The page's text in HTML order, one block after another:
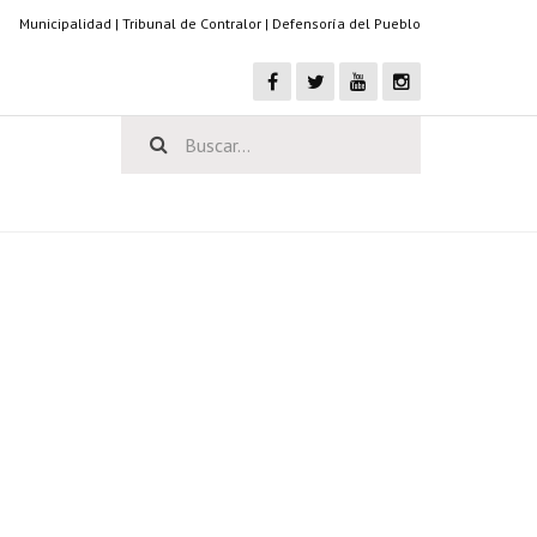
Municipalidad | Tribunal de Contralor | Defensoría del Pueblo